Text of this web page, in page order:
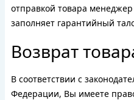
отправкой товара
заполняет гарантийный
Возврат
В соответствии с
Федерации, Вы имеете